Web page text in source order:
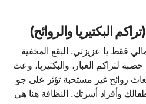
البكتيريا والروائح)
فقط يا عزيزتي. البقع المخفية
لتراكم الغبار، والبكتيريا، وعث
روائح غير مستحبة تؤثر على جو
وأفراد أسرتك. النظافة هنا هي